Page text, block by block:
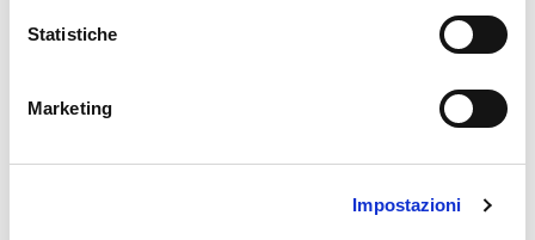
Statistiche
Marketing
Impostazioni